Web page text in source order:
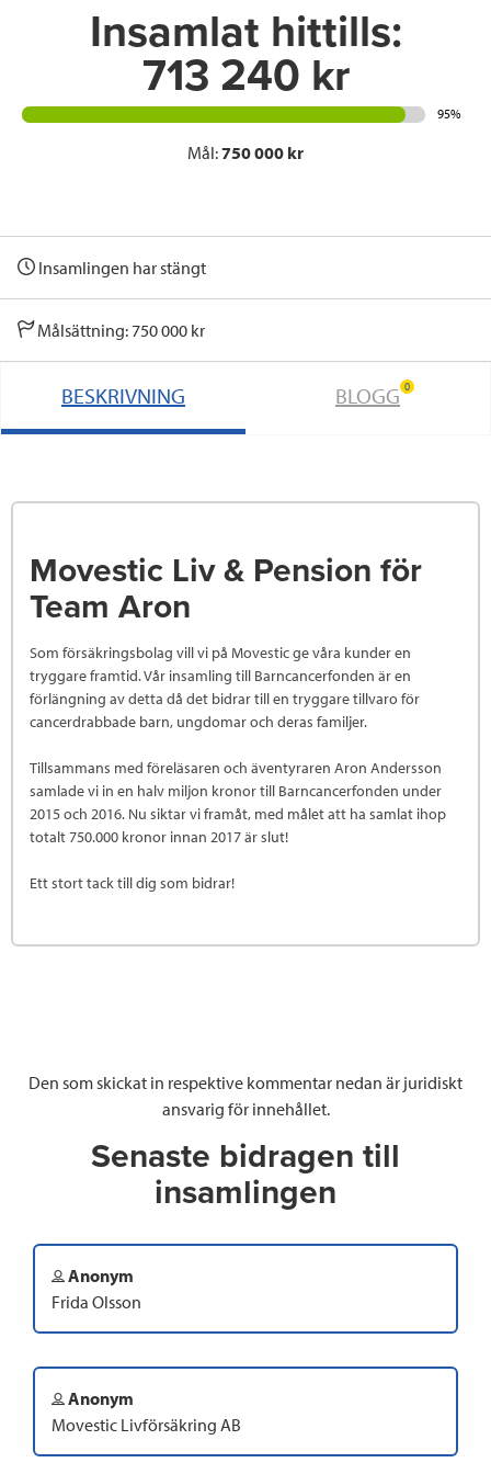
Insamlat hittills:
713 240 kr
95%
Mål:750 000 kr
Insamlingen har stängt
Målsättning: 750 000 kr
BESKRIVNING BLOGG 0
Movestic Liv & Pension för
Team Aron
Som försäkringsbolag vill vi på Movestic ge våra kunder en
tryggare framtid. Vår insamling till Barncancerfonden är en
förlängning av detta då det bidrar till en tryggare tillvaro för
cancerdrabbade barn, ungdomar och deras familjer.
Tillsammans med föreläsaren och äventyraren Aron Andersson
samlade vi in en halv miljon kronor till Barncancerfonden under
2015 och 2016. Nu siktar vi framåt, med målet att ha samlat ihop
totalt 750.000 kronor innan 2017 är slut!
Ett stort tack till dig som bidrar!
Den som skickat in respektive kommentar nedan är juridiskt
ansvarig för innehållet.
Senaste bidragen till
insamlingen
Anonym
Frida Olsson
Anonym
Movestic Livförsäkring AB